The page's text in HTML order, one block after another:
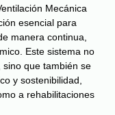
Mecánica
esencial para
manera continua,
Este sistema no
que también se
y sostenibilidad,
a rehabilitaciones